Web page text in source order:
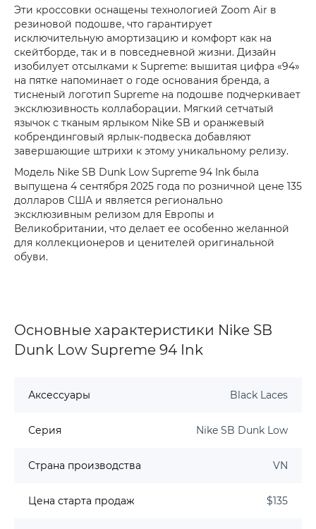
Эти кроссовки оснащены технологией Zoom Air в
резиновой подошве, что гарантирует
исключительную амортизацию и комфорт как на
скейтборде, так и в повседневной жизни. Дизайн
изобилует отсылками к Supreme: вышитая цифра «94»
на пятке напоминает о годе основания бренда, а
тисненый логотип Supreme на подошве подчеркивает
эксклюзивность коллаборации. Мягкий сетчатый
язычок с тканым ярлыком Nike SB и оранжевый
кобрендинговый ярлык-подвеска добавляют
завершающие штрихи к этому уникальному релизу.
Модель Nike SB Dunk Low Supreme 94 Ink была
выпущена 4 сентября 2025 года по розничной цене 135
долларов США и является регионально
эксклюзивным релизом для Европы и
Великобритании, что делает ее особенно желанной
для коллекционеров и ценителей оригинальной
обуви.
Основные характеристики Nike SB
Dunk Low Supreme 94 Ink
Аксессуары Black Laces
Серия Nike SB Dunk Low
Страна производства VN
Цена старта продаж $135